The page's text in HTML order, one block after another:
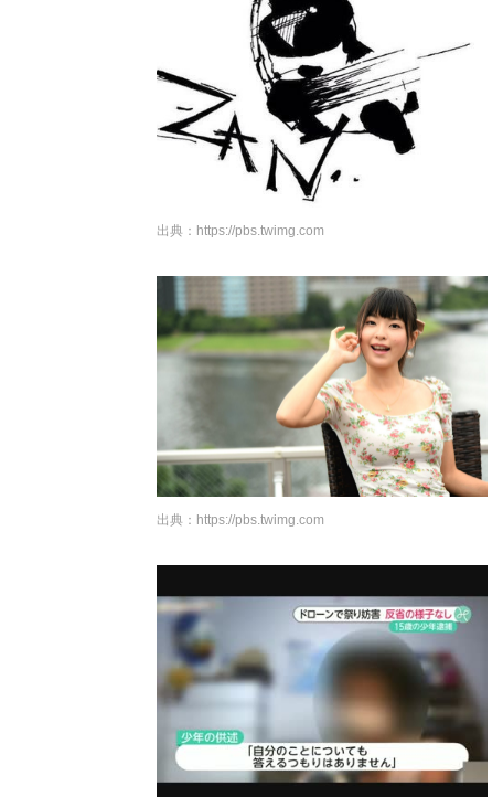
出典： https://pbs.twimg.com
出典： https://pbs.twimg.com